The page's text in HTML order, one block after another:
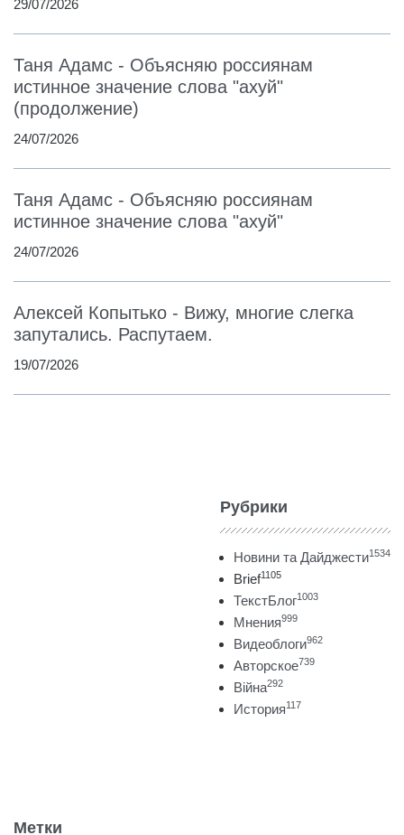
29/07/2026
Таня Адамс - Объясняю россиянам
истинное значение слова "ахуй"
(продолжение)
24/07/2026
Таня Адамс - Объясняю россиянам
истинное значение слова "ахуй"
24/07/2026
Алексей Копытько - Вижу, многие слегка
запутались. Распутаем.
19/07/2026
Рубрики
Новини та Дайджести1534
Brief1105
ТекстБлог1003
Мнения999
Видеоблоги962
Авторское739
Війна292
История117
Метки